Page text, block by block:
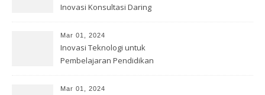
Inovasi Konsultasi Daring
Mar 01, 2024
Inovasi Teknologi untuk
Pembelajaran Pendidikan
Mar 01, 2024